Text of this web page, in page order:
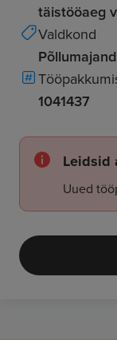
täistööaeg
Valdkond
1041437
Leidsid
Uued